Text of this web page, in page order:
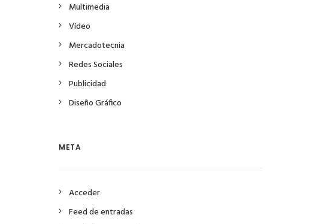
Multimedia
Vídeo
Mercadotecnia
Redes Sociales
Publicidad
Diseño Gráfico
META
Acceder
Feed de entradas